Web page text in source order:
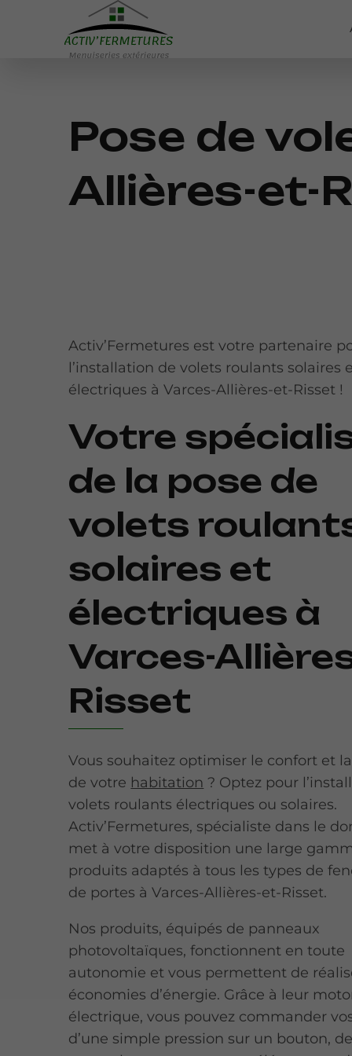
Pose de
Allières-et-
Activ’Fermetures est votre partenaire
l’installation de volets roulants solaires
électriques à Varces-Allières-et-Risset !
Votre
de la pose de
volets
solaires et
électriques à
Varces-
Risset
Vous souhaitez optimiser le confort et
de votre habitation ? Optez pour
volets roulants électriques ou solaires.
Activ’Fermetures, spécialiste dans le
met à votre disposition une large
produits adaptés à tous les types de
de portes à Varces-Allières-et-Risset.
Nos produits, équipés de panneaux
photovoltaïques, fonctionnent en toute
autonomie et vous permettent de
économies d’énergie. Grâce à leur
électrique, vous pouvez commander
d’une simple pression sur un bouton,